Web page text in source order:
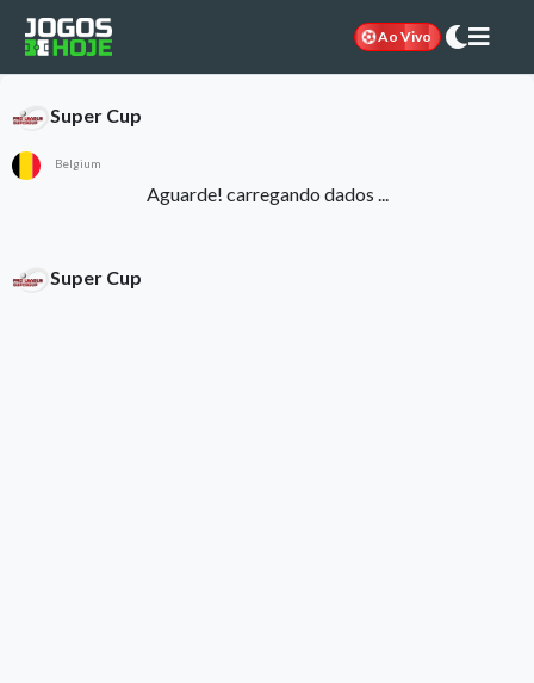
Ao Vivo
Super Cup
Belgium
Aguarde! carregando dados ...
Super Cup